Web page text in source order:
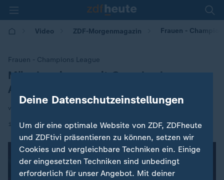
Video ZDF-Morgenmagazin Frauen -
Frauen - Champions League
:Münchnerinnen mit Comeback gegen
Arsenal
von Heiko Klasen
13.11.2025 | 05:30 |
Deine Datenschutzeinstellungen
Um dir eine optimale Website von ZDF, ZDFheute
und ZDFtivi präsentieren zu können, setzen wir
Cookies und vergleichbare Techniken ein. Einige
der eingesetzten Techniken sind unbedingt
erforderlich für unser Angebot. Mit deiner